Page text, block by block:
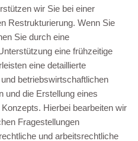
wir Sie bei einer
Restrukturierung. Wenn Sie
Sie durch eine
eine frühzeitige
eine detaillierte
betriebswirtschaftlichen
und die Erstellung eines
Hierbei bearbeiten wir
Fragestellungen
und arbeitsrechtliche